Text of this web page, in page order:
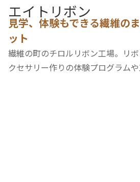
エイトリボン
見学、体験もできる繊維の
ット
繊維の町のチロルリボン工場。リ
クセサリー作りの体験プログラム